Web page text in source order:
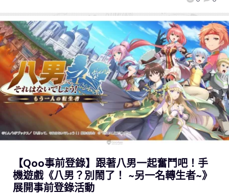
【Qoo事前登錄】跟著八男一起奮鬥吧！手
機遊戲《八男？別鬧了！ ~另一名轉生者~》
展開事前登錄活動